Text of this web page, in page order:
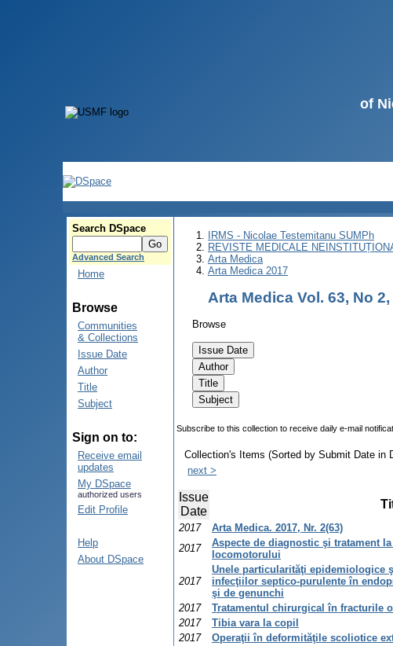
of
Search DSpace
Advanced Search
Home
Browse
Communities
& Collections
Issue Date
Author
Title
Subject
Sign on to:
Receive email
updates
My DSpace
authorized users
Edit Profile
Help
About DSpace
IRMS - Nicolae Testemitanu SUMPh
REVISTE MEDICALE
Arta Medica
Arta Medica 2017
Arta Medica Vol. 63, No 2,
Browse
Subscribe to this collection to receive daily e-mail
Collection's Items (Sorted by Submit Date in
next >
Issue
Date
2017 Arta Medica. 2017, Nr. 2(63)
2017
Aspecte de diagnostic şi tratament
locomotorului
2017
Unele particularităţi epidemiologice
infecţiilor septico-purulente în
şi de genunchi
2017 Tratamentul chirurgical în fracturile
2017
Tibia vara la copil
2017
Operaţii în deformităţile scoliotice